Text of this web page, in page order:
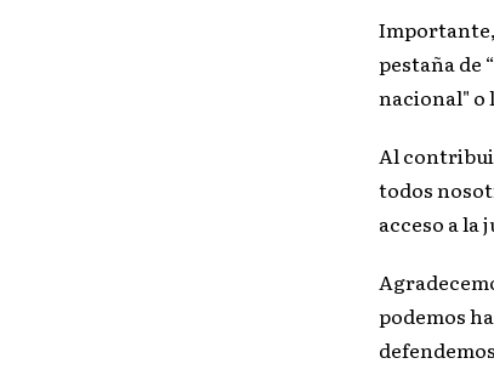
pestaña de
nacional" o
Al
todos
acceso a la
podemos